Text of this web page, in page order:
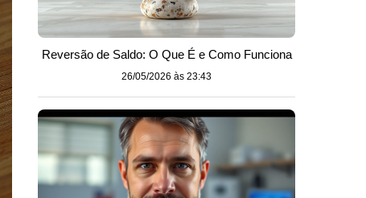
Reversão de Saldo: O Que É e Como Funciona
26/05/2026 às 23:43